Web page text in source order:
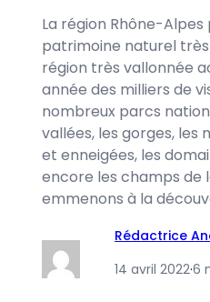
La région Rhône-Alpes
patrimoine naturel
région très vallonnée
année des milliers de
nombreux parcs
vallées, les gorges, les
et enneigées, les
encore les champs de
emmenons à la
Rédactrice
14 avril 2022·6